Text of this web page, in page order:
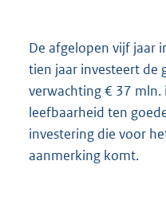
De afgelopen vijf jaar
tien jaar investeert de
verwachting € 37 mln.
leefbaarheid ten
investering die voor
aanmerking komt.